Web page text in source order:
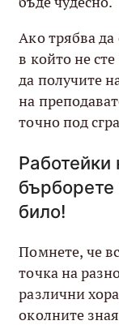
Ако трябва
в който не
да получите
на
точно под
Работейки
бърборете
било!
Помнете, че
точка на
различни
околните